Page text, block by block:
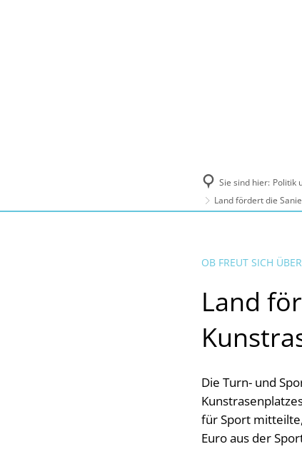
Sie sind hier: Politik
Land fördert die
OB FREUT SICH
Land
Die Turn- und
für Sport
Euro aus der